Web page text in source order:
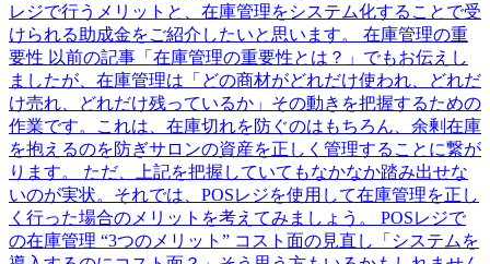
レジで行うメリットと、在庫管理をシステム化することで受
けられる助成金をご紹介したいと思います。 在庫管理の重
要性 以前の記事「在庫管理の重要性とは？」でもお伝えし
ましたが、在庫管理は「どの商材がどれだけ使われ、どれだ
け売れ、どれだけ残っているか」その動きを把握するための
作業です。これは、在庫切れを防ぐのはもちろん、余剰在庫
を抱えるのを防ぎサロンの資産を正しく管理することに繋が
ります。 ただ、上記を把握していてもなかなか踏み出せな
いのが実状。それでは、POSレジを使用して在庫管理を正し
く行った場合のメリットを考えてみましょう。 POSレジで
の在庫管理 “3つのメリット” コスト面の見直し「システムを